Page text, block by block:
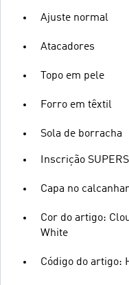
Ajuste normal
Atacadores
Topo em pele
Forro em têxtil
Sola de borracha
Inscrição
Capa no
Cor do artigo:
White
Código do artigo: